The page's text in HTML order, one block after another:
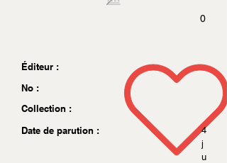
0
Éditeur :
No :
Collection :
Date de parution :
4
j
u